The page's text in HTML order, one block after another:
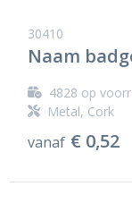
30410
Naam
4828 op
Metal, Cork
vanaf € 0,52